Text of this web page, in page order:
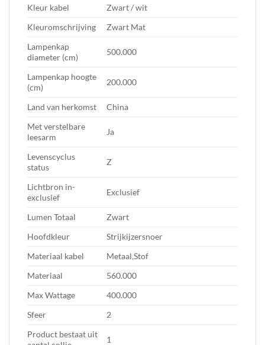
Kleur kabel
Zwart / wit
Kleuromschrijving
Zwart Mat
Lampenkap
diameter (cm)
500.000
Lampenkap hoogte
(cm)
200.000
Land van herkomst
China
Met verstelbare
leesarm
Ja
Levenscyclus
status
Z
Lichtbron in-
exclusief
Exclusief
Lumen Totaal
Zwart
Hoofdkleur
Strijkijzersnoer
Materiaal kabel
Metaal,Stof
Materiaal
560.000
Max Wattage
400.000
Sfeer
2
Product bestaat uit
1